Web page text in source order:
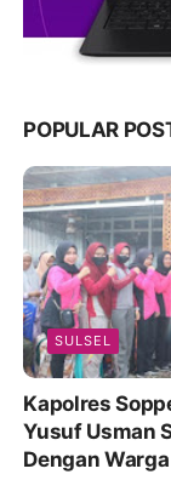
POPULAR
SULSEL
Kapolres
Yusuf Usman
Dengan